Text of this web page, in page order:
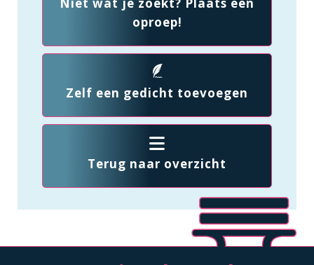
oproep!
Zelf een gedicht toevoegen
Terug naar overzicht